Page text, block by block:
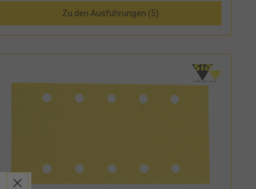
Zu den Ausführungen (5)